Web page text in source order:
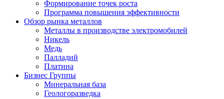
Формирование точек роста
Программа повышения эффективности
Обзор рынка металлов
Металлы в производстве электромобилей
Никель
Медь
Палладий
Платина
Бизнес Группы
Минеральная база
Геологоразведка